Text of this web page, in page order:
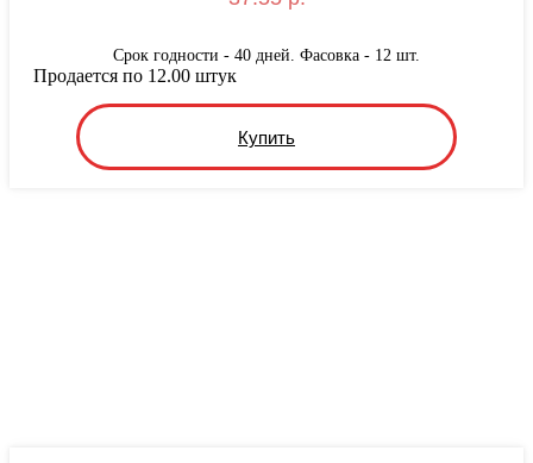
Срок годности - 40 дней. Фасовка - 12 шт.
Купить
Продается по 12.00 штук